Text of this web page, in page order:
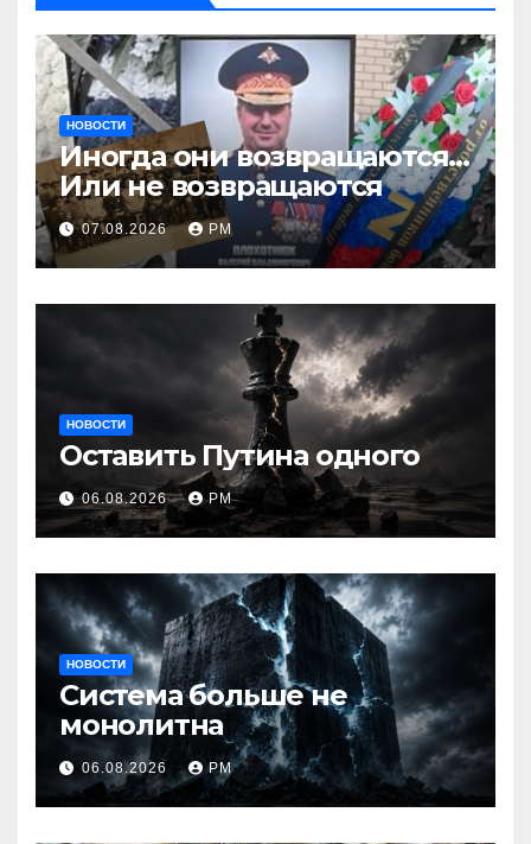
НОВОСТИ
Иногда они возвращаются…
Или не возвращаются
07.08.2026 РМ
НОВОСТИ
Оставить Путина одного
06.08.2026 РМ
НОВОСТИ
Система больше не
монолитна
06.08.2026 РМ